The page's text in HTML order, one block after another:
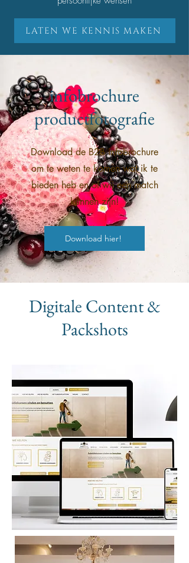
LATEN WE KENNIS MAKEN
infobrochure
productfotografie
Download de B2B infobrochure
om te weten te komen wat ik te
bieden heb en of wij een match
kunnen zijn!
Download hier!
Digitale Content &
Packshots